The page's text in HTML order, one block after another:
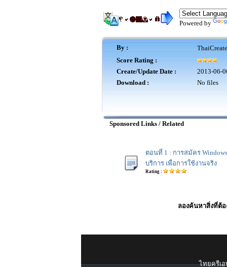
Powered by
By :
Score Rating :
Create/Update Date :
2013-06-
Download :
No files
Sponsored Links / Related
ตอนที่ 1 : การสมัคร
บริการ เพื่อการใช้งานจริง
Rating :
ลองค้นหาสิ่งที่ต้อ
ไทยครีเอ